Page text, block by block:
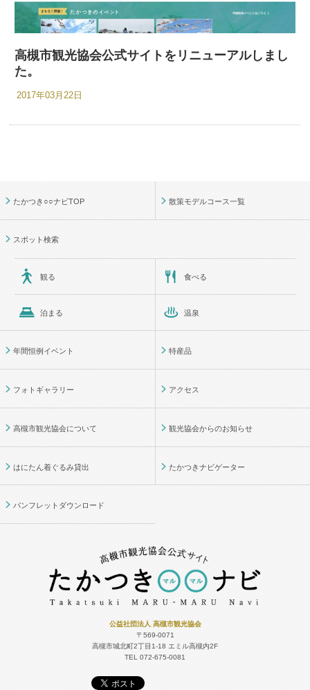
高槻市観光協会公式サイトをリニューアルしまし
た。
2017年03月22日
たかつき○○ナビTOP 散策モデルコース一覧
スポット検索
観る 食べる
泊まる 温泉
年間恒例イベント 特産品
フォトギャラリー アクセス
高槻市観光協会について 観光協会からのお知らせ
はにたん着ぐるみ貸出 たかつきナビゲーター
パンフレットダウンロード
公益社団法人 高槻市観光協会
〒569-0071
高槻市城北町2丁目1-18 エミル高槻内2F
TEL 072-675-0081